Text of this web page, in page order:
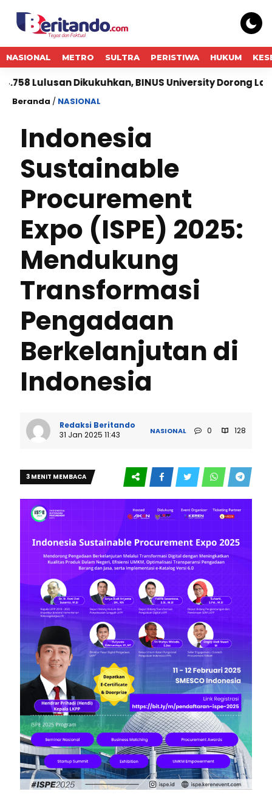
NASIONAL METRO SULTRA PERISTIWA HUKUM
Dikukuhkan, BINUS University Dorong Lahirnya
Beranda / NASIONAL
Indonesia
Sustainable
Procurement
Expo (ISPE) 2025:
Mendukung
Transformasi
Pengadaan
Berkelanjutan di
Indonesia
Redaksi Beritando
31 Jan 2025 11:43
NASIONAL 0 128
3 MENIT MEMBACA